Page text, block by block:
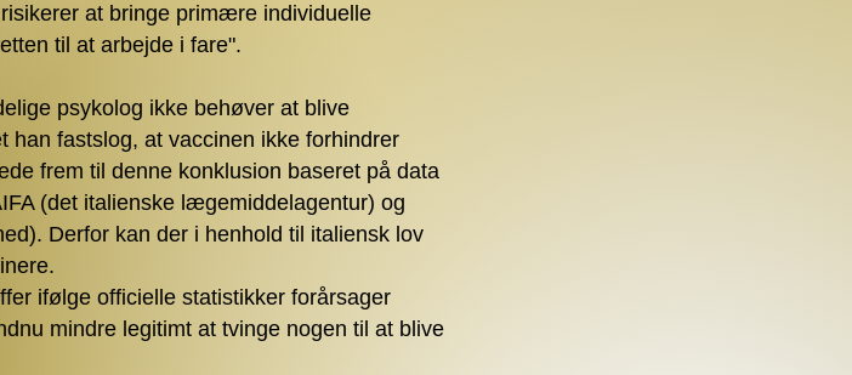
at bringe primære individuelle
til at arbejde i fare".
psykolog ikke behøver at blive
han fastslog, at vaccinen ikke forhindrer
frem til denne konklusion baseret på data
(det italienske lægemiddelagentur) og
Derfor kan der i henhold til italiensk lov
ifølge officielle statistikker forårsager
mindre legitimt at tvinge nogen til at blive